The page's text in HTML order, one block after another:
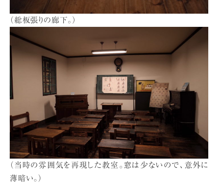
（総板張りの廊下。）
（当時の雰囲気を再現した教室。窓は少ないので、意外に
薄暗い。）